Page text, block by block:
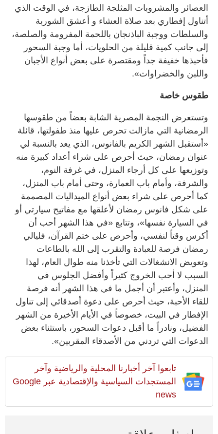
العصائر والمشروبات المثلجة الطازجة، في الوقت الذي
أتناول إفطاري بعد صلاة العشاء و أعشق الشوربة
والسلطات ووجبة الباذنجان باللحمة المفرومة والصلصة،
إلى جانب كمية قليلة من الحلويات، أما وجبة السحور
فأحبذها خفيفة جداً ومقتصرة على بعض أنواع الأجبان
واللبن والخضراوات».
طقوس خاصة
وتستعرض النجمة المصرية الشابة بعضاً من طقوسها
الرمضانية التي مازالت تحرص عليها منذ طفولتها، قائلة
«أستقبل الشهر الكريم بالفانوس، الذي يعد بالنسبة لي
عنوان رمضان، حيث أحرص على شراء أعداد كبيرة منه
وتوزيعها على كل أرجاء المنزل، في غرفة النوم،
والشرفة، وأمام باب العمارة، وحتى أمام باب المنزل،
كما أحرص على شراء بعض أنواع الميداليات المصممة
على شكل فانوس رمضان لأعلقها مع مفاتيح سيارتي أو
في السيارة نفسها»، وتتابع «في هذا الشهر أحب أن
أكرس وقتاً لنفسي، وأحرص على ختم القرآن، فليالي
رمضان فرصة للعبادة والتقرب إلى الله بالطاعات
وتعويض الانشغالات التي تأخذنا منه طوال العام، لهذا
السبب لا أحب الخروج كثيراً وأفضل الجلوس في
المنزل، وأعتبر أن أجمل ما في هذا الشهر أنه فرصة
للقاء الأحبة، حيث أحرص على دعوة أصدقائي إلى تناول
الإفطار في البيت، خصوصاً في الأيام الأخيرة من الشهر
الفضيل، ونادراً ما أقبل دعوات السحور، باستثناء بعض
الدعوات التي تردني من الأصدقاء المقربين».
تابعوا آخر أخبارنا المحلية والرياضية وآخر
المستجدات السياسية والإقتصادية عبر Google
news